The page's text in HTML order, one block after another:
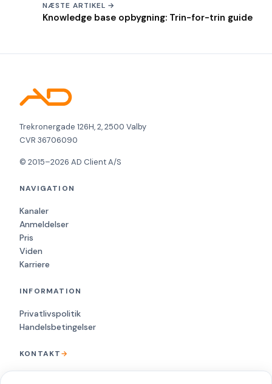
NÆSTE ARTIKEL →
Knowledge base opbygning: Trin-for-trin guide
Trekronergade 126H, 2, 2500 Valby
CVR 36706090
© 2015–2026 AD Client A/S
NAVIGATION
Kanaler
Anmeldelser
Pris
Viden
Karriere
INFORMATION
Privatlivspolitik
Handelsbetingelser
KONTAKT→